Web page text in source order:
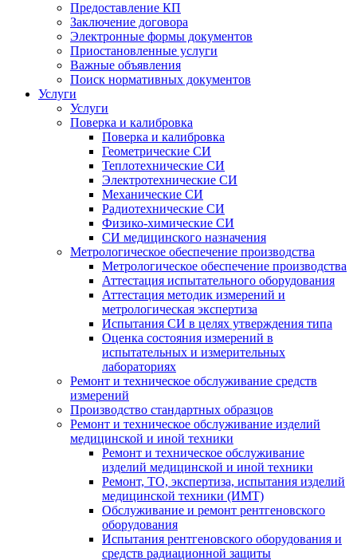
Предоставление КП
Заключение договора
Электронные формы документов
Приостановленные услуги
Важные объявления
Поиск нормативных документов
Услуги
Услуги
Поверка и калибровка
Поверка и калибровка
Геометрические СИ
Теплотехнические СИ
Электротехнические СИ
Механические СИ
Радиотехнические СИ
Физико-химические СИ
СИ медицинского назначения
Метрологическое обеспечение производства
Метрологическое обеспечение производства
Аттестация испытательного оборудования
Аттестация методик измерений и
метрологическая экспертиза
Испытания СИ в целях утверждения типа
Оценка состояния измерений в
испытательных и измерительных
лабораториях
Ремонт и техническое обслуживание средств
измерений
Производство стандартных образцов
Ремонт и техническое обслуживание изделий
медицинской и иной техники
Ремонт и техническое обслуживание
изделий медицинской и иной техники
Ремонт, ТО, экспертиза, испытания изделий
медицинской техники (ИМТ)
Обслуживание и ремонт рентгеновского
оборудования
Испытания рентгеновского оборудования и
средств радиационной защиты